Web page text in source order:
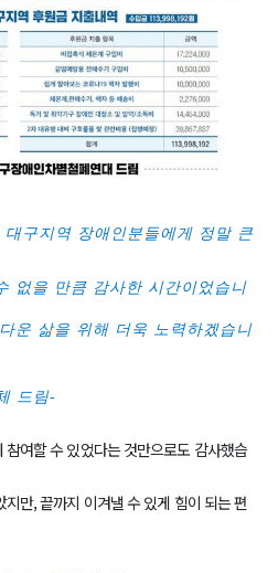
대구지역 장애인분들에게 정말 큰
없을 만큼 감사한 시간이었습니
운 삶을 위해 더욱 노력하겠습니
드림-
여할 수 있었다는 것만으로도 감사했습
만, 끝까지 이겨낼 수 있게 힘이 되는 편